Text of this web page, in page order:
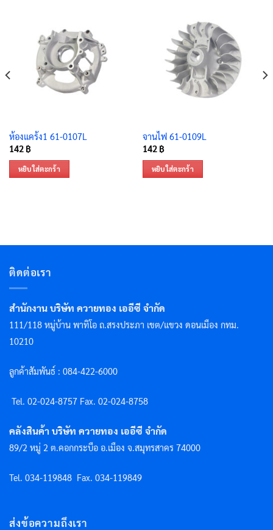
ห้องแคร้ง1 61-0107L
142 ฿
หยิบใส่ตะกร้า
จานไฟ 61-0109L
142 ฿
หยิบใส่ตะกร้า
ติดต่อเรา
สำนักงาน บริษัท ควายทอง เออีซี จำกัด
111/118 หมู่บ้าน พาทิโอ ถ.สรงประภา เขต/แขวง ดอนเมือง กทม.
10210
ลูกค้าสัมพันธ์ : 084-422-6000
Tel. 02-024-8757 Fax. 02-024-8758
คลังสินค้า บริษัท ควายทอง เออีซี จำกัด
89/2 หมู่ 2 ต.คอกกระบือ อ.เมือง จ.สมุทรสาคร 74000
Tel. 034-119848 Fax. 034-119849
ส่งข้อความถึงเรา